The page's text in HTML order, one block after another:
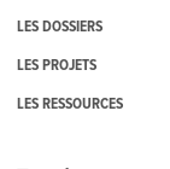
LES DOSSIERS
LES PROJETS
LES RESSOURCES